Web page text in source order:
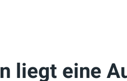
liegt eine